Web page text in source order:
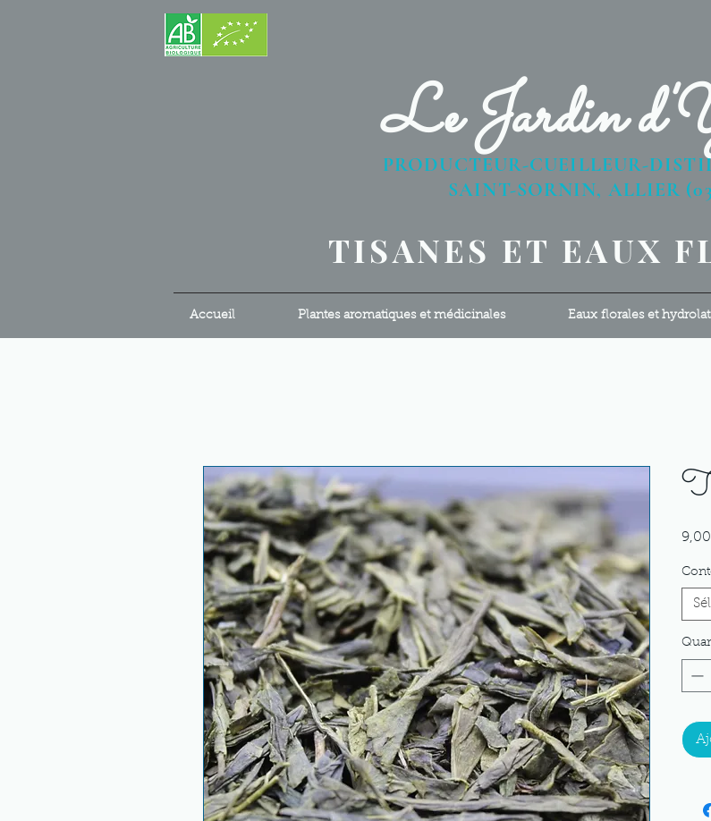
Le Jardin
PRODUCTEUR-CUEILLEUR-
SAINT-SORNIN, ALLIER
TISANES ET EAUX
Accueil Plantes aromatiques et médicinales Eaux florales et